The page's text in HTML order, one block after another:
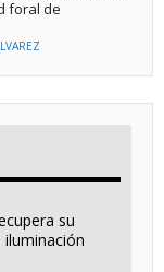
foral de
su
iluminación